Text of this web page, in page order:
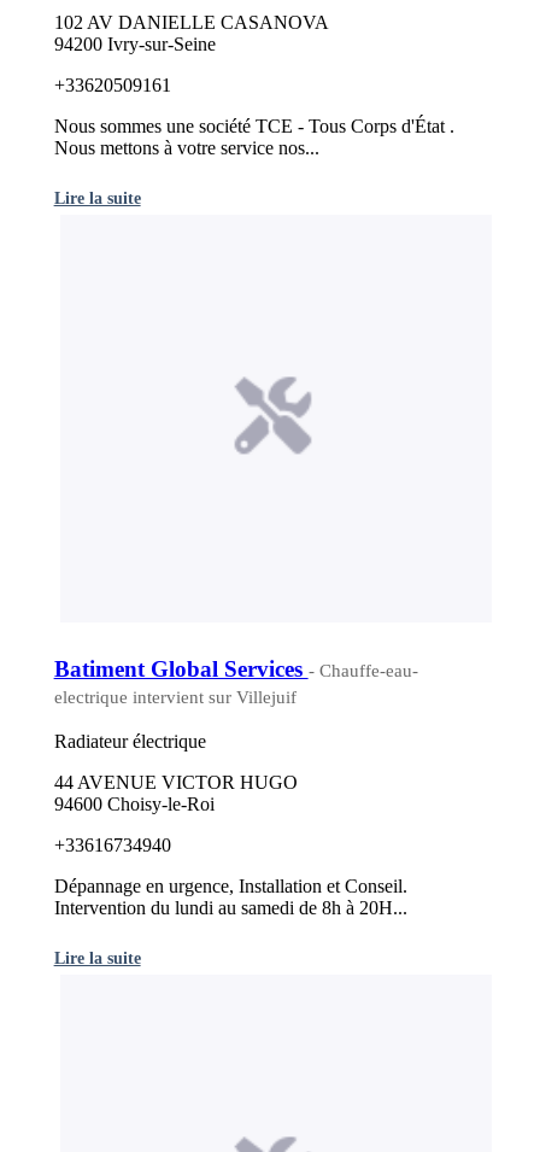
102 AV DANIELLE CASANOVA
94200 Ivry-sur-Seine
+33620509161
Nous sommes une société TCE - Tous Corps d'État .
Nous mettons à votre service nos...
Lire la suite
Batiment Global Services - Chauffe-eau-
electrique intervient sur Villejuif
Radiateur électrique
44 AVENUE VICTOR HUGO
94600 Choisy-le-Roi
+33616734940
Dépannage en urgence, Installation et Conseil.
Intervention du lundi au samedi de 8h à 20H...
Lire la suite